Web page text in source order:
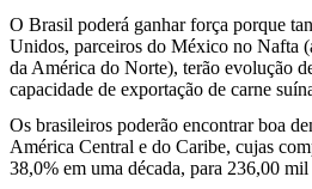
O Brasil poderá ganhar força porque
Unidos, parceiros do México no Nafta
da América do Norte), terão evolução
capacidade de exportação de carne
Os brasileiros poderão encontrar boa
América Central e do Caribe, cujas
38,0% em uma década, para 236,00 mil